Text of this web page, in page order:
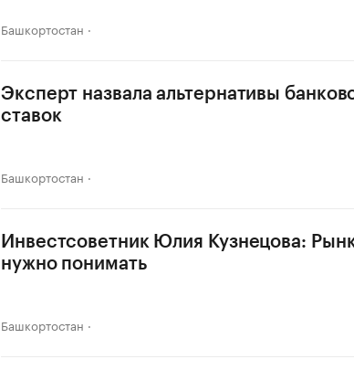
Башкортостан
Эксперт назвала альтернативы
ставок
Башкортостан
Инвестсоветник Юлия Кузнецова:
нужно понимать
Башкортостан